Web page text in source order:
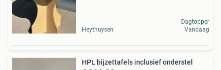
Heythuysen
Dagtopper
Vandaag
HPL bijzettafels inclusief onderstel